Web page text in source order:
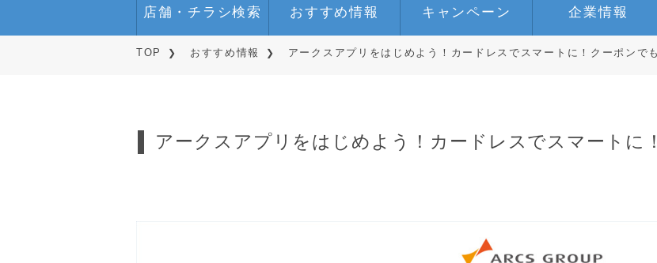
店舗・チラシ検索 おすすめ情報 キャンペーン 企業情報
TOP おすすめ情報 アークスアプリをはじめよう！カードレスでスマートに！クーポンで
アークスアプリをはじめよう！カードレスでスマートに